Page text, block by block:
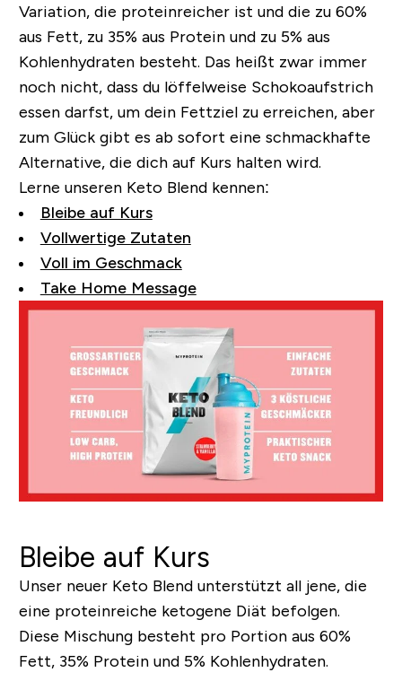
Variation, die proteinreicher ist und die zu 60%
aus Fett, zu 35% aus Protein und zu 5% aus
Kohlenhydraten besteht. Das heißt zwar immer
noch nicht, dass du löffelweise Schokoaufstrich
essen darfst, um dein Fettziel zu erreichen, aber
zum Glück gibt es ab sofort eine schmackhafte
Alternative, die dich auf Kurs halten wird.
Lerne unseren Keto Blend kennen:
Bleibe auf Kurs
Vollwertige Zutaten
Voll im Geschmack
Take Home Message
Bleibe auf Kurs
Unser neuer Keto Blend unterstützt all jene, die
eine proteinreiche ketogene Diät befolgen.
Diese Mischung besteht pro Portion aus 60%
Fett, 35% Protein und 5% Kohlenhydraten.